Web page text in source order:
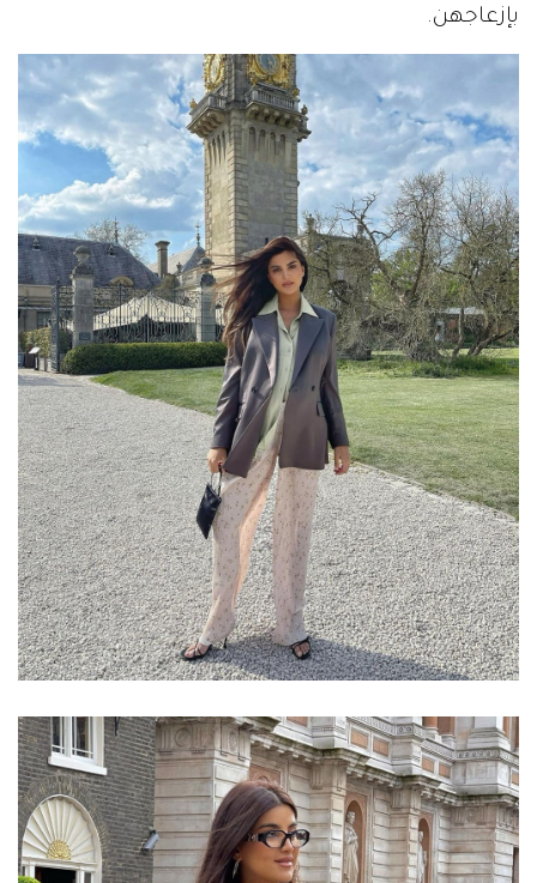
بإزعاجهن.